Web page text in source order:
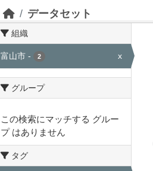
データセット
組織
富山市 - 2 x
グループ
この検索にマッチする グルー
プ はありません
タグ